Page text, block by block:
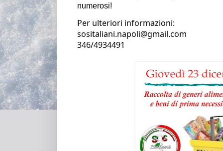
numerosi!
Per ulteriori informazioni:
sositaliani.napoli@gmail.com
346/4934491